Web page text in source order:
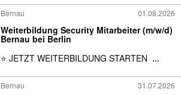
Bernau 01.08.2026
Weiterbildung Security Mitarbeiter (m/w/d)
Bernau bei Berlin
⭐ JETZT WEITERBILDUNG STARTEN ...
Bernau 31.07.2026